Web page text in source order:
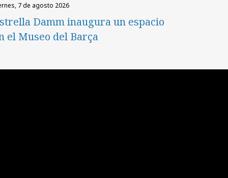
7 de agosto 2026
Damm inaugura un espacio
el Museo del Barça